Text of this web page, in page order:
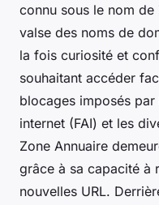
connu sous le nom
valse des noms de
la fois curiosité et
souhaitant accéder
blocages imposés par
internet (FAI) et les
Zone Annuaire
grâce à sa capacité à
nouvelles URL.